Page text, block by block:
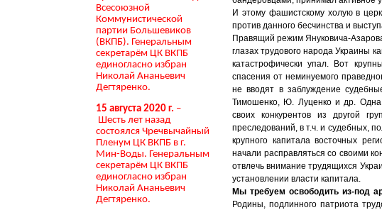
И этому фашистскому холую в
против данного бесчинства и
Правящий режим Януковича-
глазах трудового народа Украины
катастрофически упал. Вот
спасения от неминуемого
не вводят в заблуждение
Тимошенко, Ю. Луценко и др. Одна
своих конкурентов из другой
преследований, в т.ч. и судебных,
крупного капитала восточных
начали расправляться со своими
отвлечь внимание трудящихся
установлении власти капитала.
Мы требуем освободить из-под
Родины, подлинного патриота
Всесоюзной
Коммунистической
партии Большевиков
(ВКПБ). Генеральным
секретарём ЦК ВКПБ
единогласно избран
Николай Ананьевич
Дегтяренко.
15 августа 2020 г. –
Шесть лет назад
состоялся Чречвычайный
Пленум ЦК ВКПБ в г.
Мин-Воды. Генеральным
секретарём ЦК ВКПБ
единогласно избран
Николай Ананьевич
Дегтяренко.